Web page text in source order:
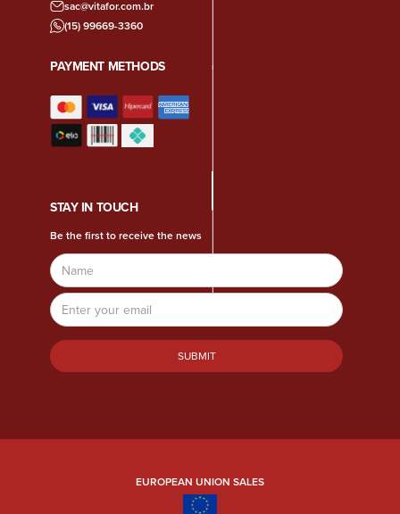
sac@vitafor.com.br
(15) 99669-3360
PAYMENT METHODS
STAY IN TOUCH
Be the first to receive the news
Name
Email
Address
EUROPEAN UNION SALES